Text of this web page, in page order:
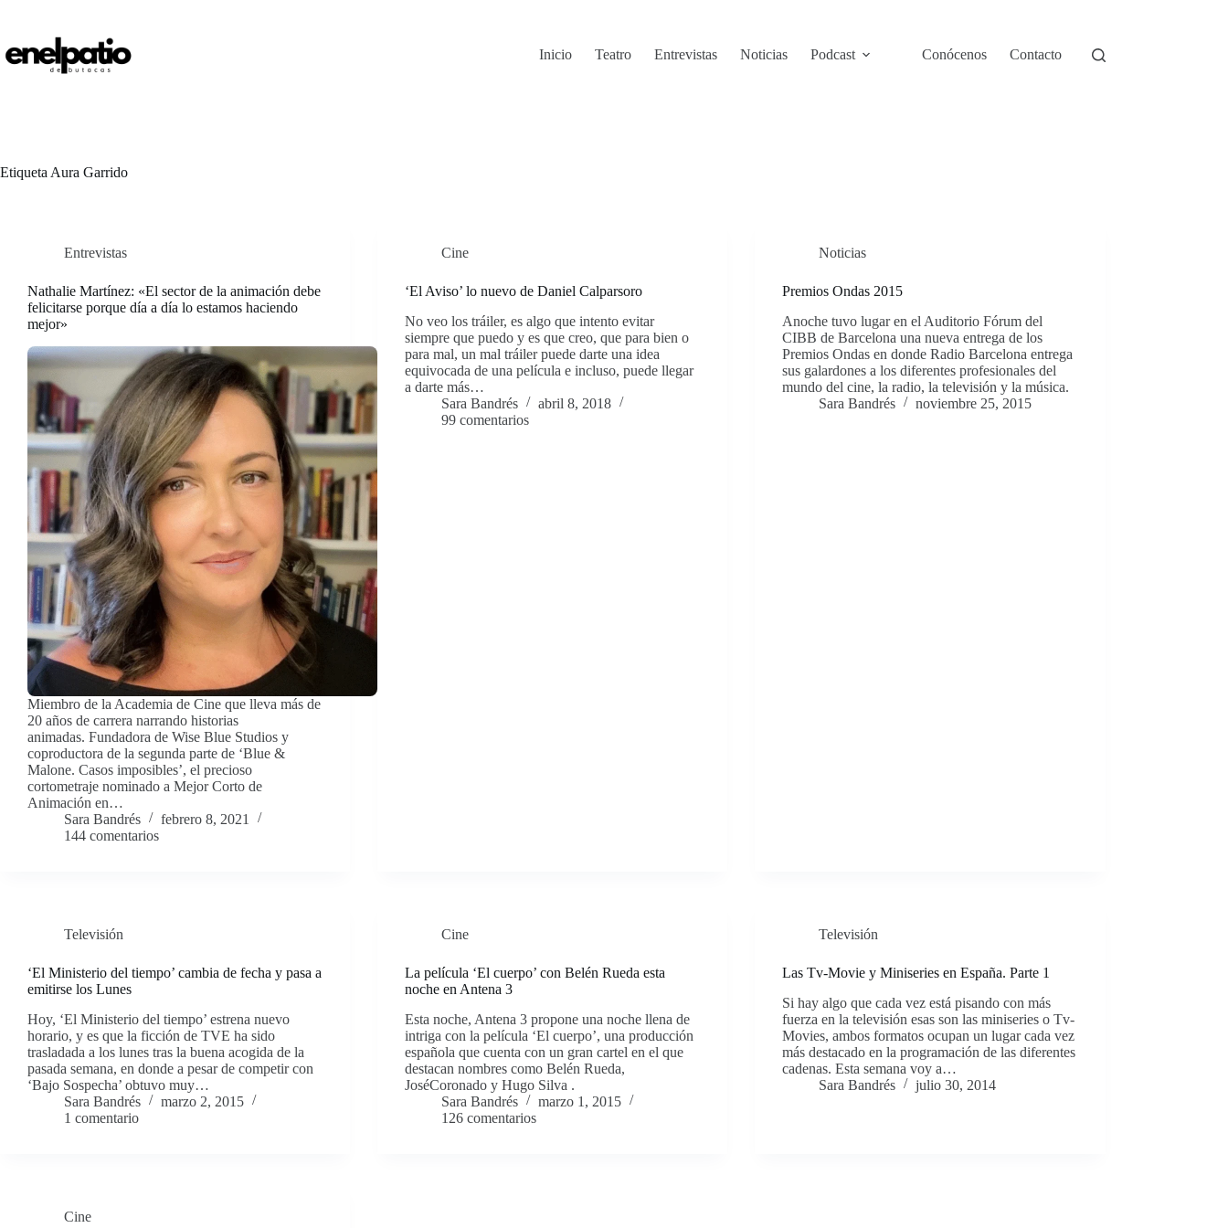
contenido
Inicio
Teatro Entrevistas Noticias Podcast Conócenos Contacto
Etiqueta Aura Garrido
Entrevistas
Nathalie Martínez: «El sector de la animación debe
felicitarse porque día a día lo estamos haciendo
mejor»
Miembro de la Academia de Cine que lleva más de
20 años de carrera narrando historias
animadas. Fundadora de Wise Blue Studios y
coproductora de la segunda parte de ‘Blue &
Malone. Casos imposibles’, el precioso
cortometraje nominado a Mejor Corto de
Animación en…
Sara Bandrés
febrero 8, 2021
144 comentarios
Cine
‘El Aviso’ lo nuevo de Daniel Calparsoro
No veo los tráiler, es algo que intento evitar
siempre que puedo y es que creo, que para bien o
para mal, un mal tráiler puede darte una idea
equivocada de una película e incluso, puede llegar
a darte más…
Sara Bandrés
abril 8, 2018
99 comentarios
Noticias
Premios Ondas 2015
Anoche tuvo lugar en el Auditorio Fórum del
CIBB de Barcelona una nueva entrega de los
Premios Ondas en donde Radio Barcelona entrega
sus galardones a los diferentes profesionales del
mundo del cine, la radio, la televisión y la música.
Sara Bandrés
noviembre 25, 2015
Televisión
‘El Ministerio del tiempo’ cambia de fecha y pasa a
emitirse los Lunes
Hoy, ‘El Ministerio del tiempo’ estrena nuevo
horario, y es que la ficción de TVE ha sido
trasladada a los lunes tras la buena acogida de la
pasada semana, en donde a pesar de competir con
‘Bajo Sospecha’ obtuvo muy…
Sara Bandrés
marzo 2, 2015
1 comentario
Cine
La película ‘El cuerpo’ con Belén Rueda esta
noche en Antena 3
Esta noche, Antena 3 propone una noche llena de
intriga con la película ‘El cuerpo’, una producción
española que cuenta con un gran cartel en el que
destacan nombres como Belén Rueda,
JoséCoronado y Hugo Silva .
Sara Bandrés
marzo 1, 2015
126 comentarios
Televisión
Las Tv-Movie y Miniseries en España. Parte 1
Si hay algo que cada vez está pisando con más
fuerza en la televisión esas son las miniseries o Tv-
Movies, ambos formatos ocupan un lugar cada vez
más destacado en la programación de las diferentes
cadenas. Esta semana voy a…
Sara Bandrés
julio 30, 2014
Cine